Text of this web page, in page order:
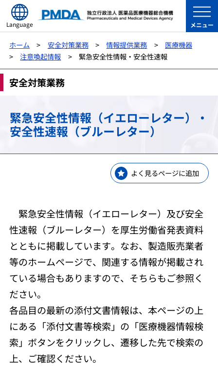
Language メニュー
ホーム 安全対策業務 情報提供業務
医療機器
注意喚起情報
緊急安全性情報・安全性速報
安全対策業務
緊急安全性情報（イエローレター）・
安全性速報（ブルーレター）
よく見るページに追加
緊急安全性情報（イエローレター）及び安全
性速報（ブルーレター）を厚生労働省発表資料
とともに掲載しています。なお、製造販売業者
等のホームページで、関連する情報が掲載され
ている場合もありますので、そちらもご参照く
ださい。
各品目の最新の添付文書情報は、本ページの上
にある「添付文書等検索」の「医療機器情報検
索」ボタンをクリックし、遷移した先で検索の
上、ご確認ください。